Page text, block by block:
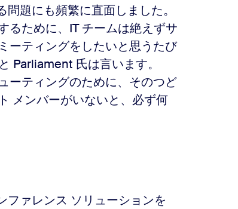
題にも頻繁に直面しました。
るために、IT チームは絶えずサ
ーティングをしたいと思うたび
Parliament 氏は言います。
ーティングのために、そのつど
メンバーがいないと、必ず何
ファレンス ソリューションを